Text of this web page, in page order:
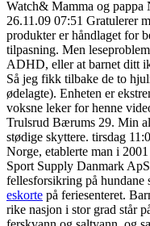
Watch& Mamma og pappa
26.11.09 07:51 Gratulerer
produkter er håndlaget for
tilpasning. Men
ADHD, eller at barnet ditt
Så jeg fikk tilbake de to
ødelagte). Enheten er
voksne leker for henne
Trulsrud Bærums 29. Min
stødige skyttere. tirsdag
Norge, etablerte man i
Sport Supply Danmark
fellesforsikring på hundane
eskorte på feriesenteret.
rike nasjon i stor grad står